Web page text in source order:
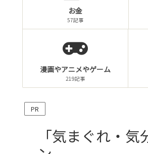
お金
57記事
漫画やアニメやゲーム
219記事
PR
「気まぐれ・